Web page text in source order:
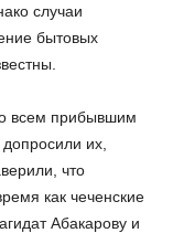
случаи
бытовых
всем прибывшим
их,
что
как чеченские
Абакарову и